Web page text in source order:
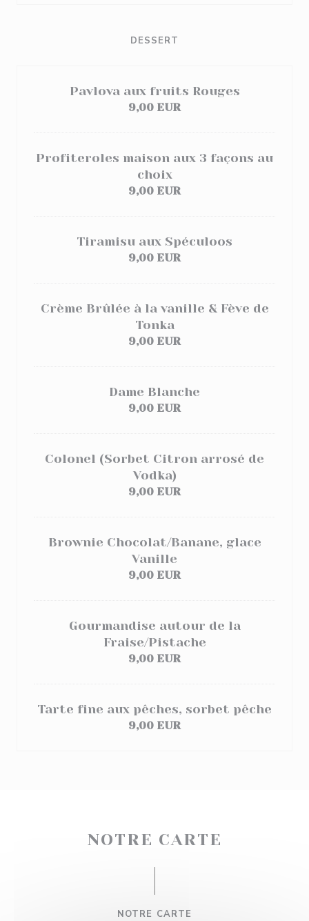
DESSERT
Pavlova aux fruits Rouges
9,00 EUR
Profiteroles maison aux 3 façons au
choix
9,00 EUR
Tiramisu aux Spéculoos
9,00 EUR
Crème Brûlée à la vanille & Fève de
Tonka
9,00 EUR
Dame Blanche
9,00 EUR
Colonel (Sorbet Citron arrosé de
Vodka)
9,00 EUR
Brownie Chocolat/Banane, glace
Vanille
9,00 EUR
Gourmandise autour de la
Fraise/Pistache
9,00 EUR
Tarte fine aux pêches, sorbet pêche
9,00 EUR
NOTRE CARTE
NOTRE CARTE